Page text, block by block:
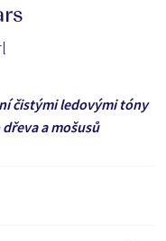
čistými ledovými tóny
a mošusů